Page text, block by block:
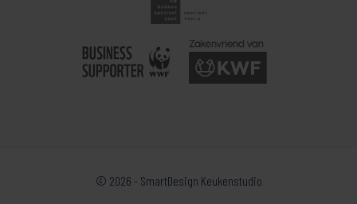
© 2026 - SmartDesign Keukenstudio